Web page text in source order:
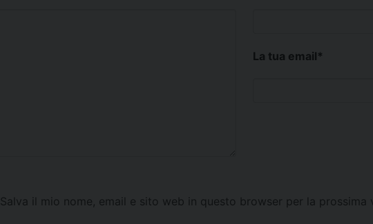
La tua email*
Salva il mio nome, email e sito web in questo browser per la prossima